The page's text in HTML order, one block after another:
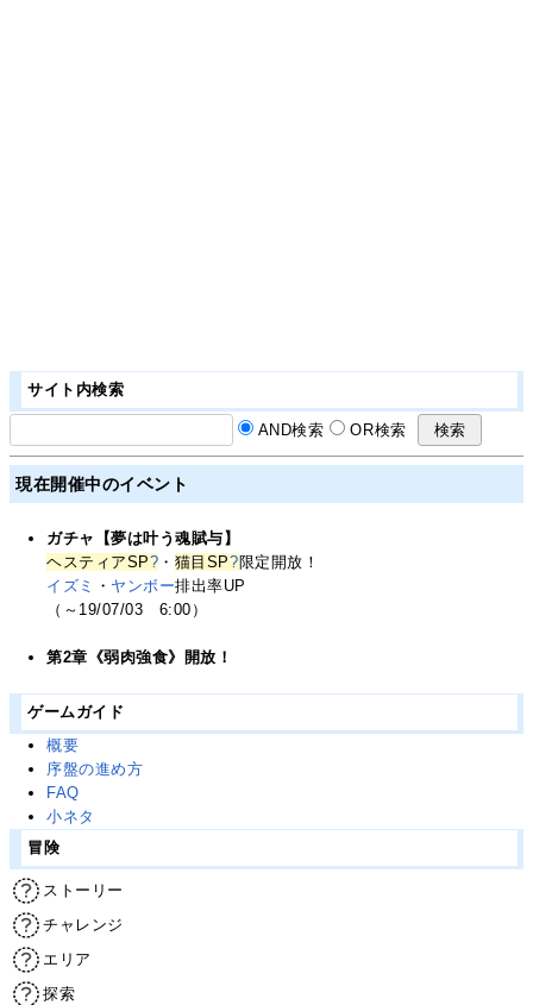
サイト内検索
AND検索 OR検索
現在開催中のイベント
ガチャ【夢は叶う魂賦与】
ヘスティアSP? ・ 猫目SP?限定開放！
イズミ
・ ヤンボー排出率UP
（～19/07/03 6:00）
第2章《弱肉強食》開放！
ゲームガイド
概要
序盤の進め方
FAQ
小ネタ
冒険
ストーリー
チャレンジ
エリア
探索